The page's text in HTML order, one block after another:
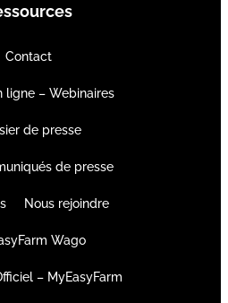
Contact
ligne – Webinaires
de presse
de presse
Nous rejoindre
Wago
– MyEasyFarm